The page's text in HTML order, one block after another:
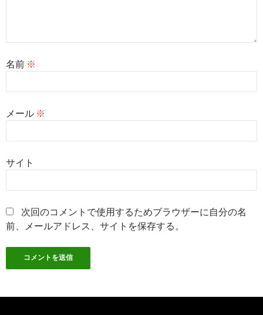
名前 ※
メール ※
サイト
次回のコメントで使用するためブラウザーに自分の名
前、メールアドレス、サイトを保存する。